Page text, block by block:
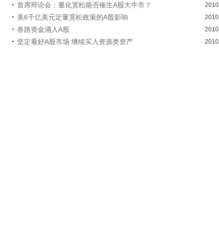
首席辩论会：量化宽松能否催生A股大牛市？
美6千亿美元定量宽松政策的A股影响
各路资金涌入A股
坚定看好A股市场 继续买入资源类资产